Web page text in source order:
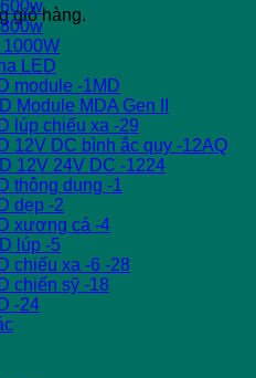
giỏ hàng.
LED
module -1MD
Module MDA Gen II
lúp chiếu xa -29
12V DC bình ắc quy -12AQ
12V 24V DC -1224
thông dụng -1
dẹp -2
xương cá -4
lúp -5
chiếu xa -6 -28
chiến sỹ -18
-24